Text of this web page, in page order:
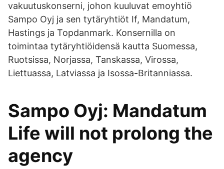
vakuutuskonserni, johon kuuluvat emoyhtiö
Sampo Oyj ja sen tytäryhtiöt If, Mandatum,
Hastings ja Topdanmark. Konsernilla on
toimintaa tytäryhtiöidensä kautta Suomessa,
Ruotsissa, Norjassa, Tanskassa, Virossa,
Liettuassa, Latviassa ja Isossa-Britanniassa.
Sampo Oyj: Mandatum
Life will not prolong the
agency